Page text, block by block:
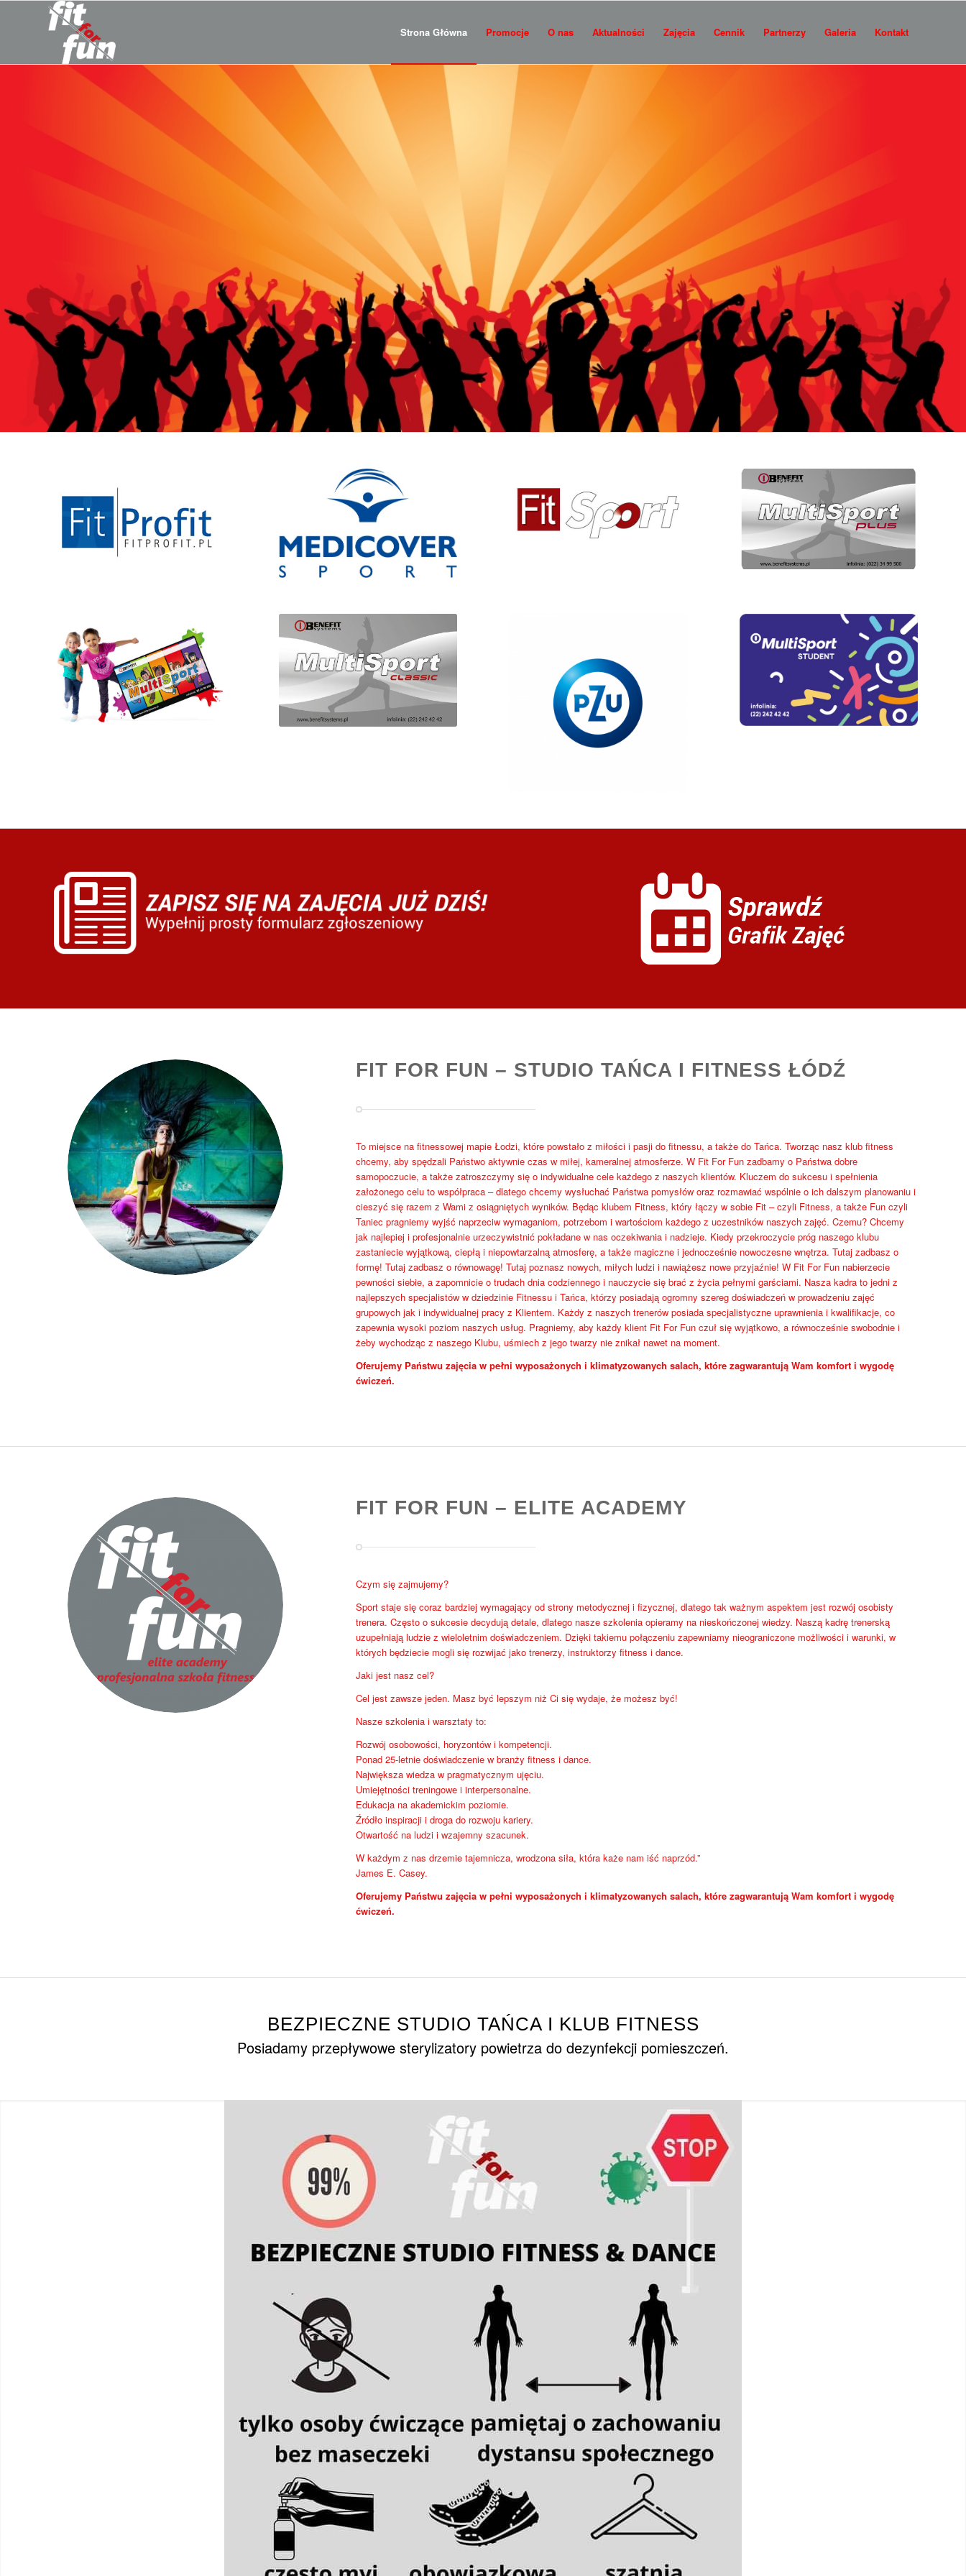
Strona Główna Promocje O nas Aktualności Zajęcia Cennik Partnerzy Galeria Kontakt
FIT FOR FUN – STUDIO TAŃCA I FITNESS ŁÓDŹ
To miejsce na fitnessowej mapie Łodzi, które powstało z miłości i pasji do fitnessu, a także do Tańca. Tworząc nasz klub fitness
chcemy, aby spędzali Państwo aktywnie czas w miłej, kameralnej atmosferze. W Fit For Fun zadbamy o Państwa dobre
samopoczucie, a także zatroszczymy się o indywidualne cele każdego z naszych klientów. Kluczem do sukcesu i spełnienia
założonego celu to współpraca – dlatego chcemy wysłuchać Państwa pomysłów oraz rozmawiać wspólnie o ich dalszym planowaniu i
cieszyć się razem z Wami z osiągniętych wyników. Będąc klubem Fitness, który łączy w sobie Fit – czyli Fitness, a także Fun czyli
Taniec pragniemy wyjść naprzeciw wymaganiom, potrzebom i wartościom każdego z uczestników naszych zajęć. Czemu? Chcemy
jak najlepiej i profesjonalnie urzeczywistnić pokładane w nas oczekiwania i nadzieje. Kiedy przekroczycie próg naszego klubu
zastaniecie wyjątkową, ciepłą i niepowtarzalną atmosferę, a także magiczne i jednocześnie nowoczesne wnętrza. Tutaj zadbasz o
formę! Tutaj zadbasz o równowagę! Tutaj poznasz nowych, miłych ludzi i nawiążesz nowe przyjaźnie! W Fit For Fun nabierzecie
pewności siebie, a zapomnicie o trudach dnia codziennego i nauczycie się brać z życia pełnymi garściami. Nasza kadra to jedni z
najlepszych specjalistów w dziedzinie Fitnessu i Tańca, którzy posiadają ogromny szereg doświadczeń w prowadzeniu zajęć
grupowych jak i indywidualnej pracy z Klientem. Każdy z naszych trenerów posiada specjalistyczne uprawnienia i kwalifikacje, co
zapewnia wysoki poziom naszych usług. Pragniemy, aby każdy klient Fit For Fun czuł się wyjątkowo, a równocześnie swobodnie i
żeby wychodząc z naszego Klubu, uśmiech z jego twarzy nie znikał nawet na moment.
Oferujemy Państwu zajęcia w pełni wyposażonych i klimatyzowanych salach, które zagwarantują Wam komfort i wygodę
ćwiczeń.
FIT FOR FUN – ELITE ACADEMY
Czym się zajmujemy?
Sport staje się coraz bardziej wymagający od strony metodycznej i fizycznej, dlatego tak ważnym aspektem jest rozwój osobisty
trenera. Często o sukcesie decydują detale, dlatego nasze szkolenia opieramy na nieskończonej wiedzy. Naszą kadrę trenerską
uzupełniają ludzie z wieloletnim doświadczeniem. Dzięki takiemu połączeniu zapewniamy nieograniczone możliwości i warunki, w
których będziecie mogli się rozwijać jako trenerzy, instruktorzy fitness i dance.
Jaki jest nasz cel?
Cel jest zawsze jeden. Masz być lepszym niż Ci się wydaje, że możesz być!
Nasze szkolenia i warsztaty to:
Rozwój osobowości, horyzontów i kompetencji.
Ponad 25-letnie doświadczenie w branży fitness i dance.
Największa wiedza w pragmatycznym ujęciu.
Umiejętności treningowe i interpersonalne.
Edukacja na akademickim poziomie.
Źródło inspiracji i droga do rozwoju kariery.
Otwartość na ludzi i wzajemny szacunek.
W każdym z nas drzemie tajemnicza, wrodzona siła, która każe nam iść naprzód.”
James E. Casey.
Oferujemy Państwu zajęcia w pełni wyposażonych i klimatyzowanych salach, które zagwarantują Wam komfort i wygodę
ćwiczeń.
BEZPIECZNE STUDIO TAŃCA I KLUB FITNESS
Posiadamy przepływowe sterylizatory powietrza do dezynfekcji pomieszczeń.